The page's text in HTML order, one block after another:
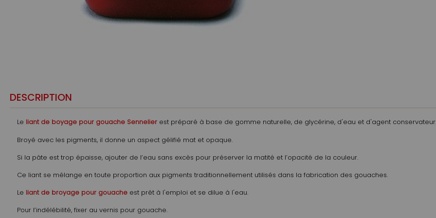
DESCRIPTION
Le liant de boyage pour gouache Sennelier est préparé à base de gomme naturelle, de glycérine, d'eau et d'agent conservateur.
Broyé avec les pigments, il donne un aspect gélifié mat et opaque.
Si la pâte est trop épaisse, ajouter de l’eau sans excès pour préserver la matité et l’opacité de la couleur.
Ce liant se mélange en toute proportion aux pigments traditionnellement utilisés dans la fabrication des gouaches.
Le liant de broyage pour gouache est prêt à l'emploi et se dilue à l'eau.
Pour l’indélébilité, fixer au vernis pour gouache.